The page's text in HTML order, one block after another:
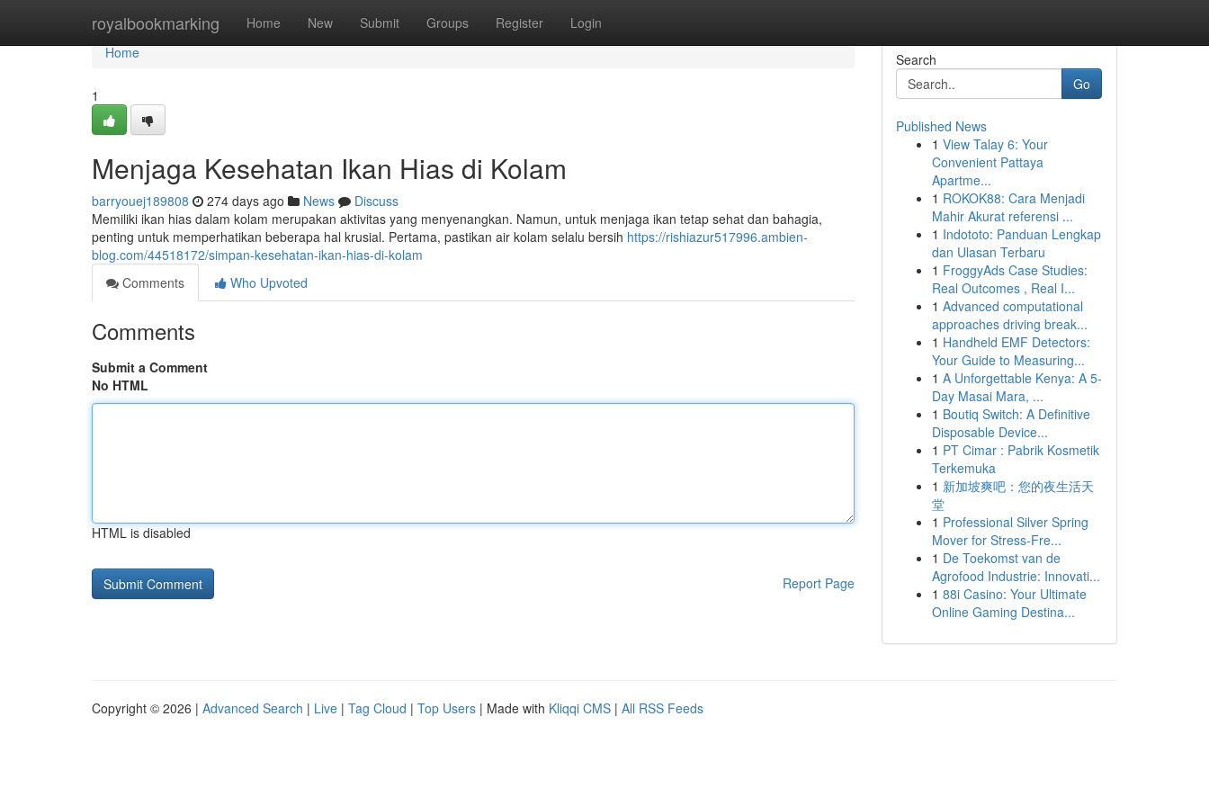
royalbookmarking Home New Submit Groups Register Login
Home
Home
1
Menjaga Kesehatan Ikan Hias di Kolam
barryouej189808 274 days ago News
Discuss
Memiliki ikan hias dalam kolam merupakan aktivitas yang menyenangkan. Namun, untuk menjaga ikan tetap sehat dan bahagia,
penting untuk memperhatikan beberapa hal krusial. Pertama, pastikan air kolam selalu bersih https://rishiazur517996.ambien-
blog.com/44518172/simpan-kesehatan-ikan-hias-di-kolam
Comments
Who Upvoted
Comments
Submit a Comment
No HTML
HTML is disabled
Report Page
Search
Go
Published News
1 View Talay 6: Your
Convenient Pattaya
Apartme...
1 ROKOK88: Cara Menjadi
Mahir Akurat referensi ...
1 Indototo: Panduan Lengkap
dan Ulasan Terbaru
1 FroggyAds Case Studies:
Real Outcomes , Real I...
1 Advanced computational
approaches driving break...
1 Handheld EMF Detectors:
Your Guide to Measuring...
1 A Unforgettable Kenya: A 5-
Day Masai Mara, ...
1 Boutiq Switch: A Definitive
Disposable Device...
1 PT Cimar : Pabrik Kosmetik
Terkemuka
1 新加坡爽吧：您的夜生活天
堂
1 Professional Silver Spring
Mover for Stress-Fre...
1 De Toekomst van de
Agrofood Industrie: Innovati...
1 88i Casino: Your Ultimate
Online Gaming Destina...
Copyright © 2026 | Advanced Search | Live | Tag Cloud | Top Users | Made with Kliqqi CMS | All RSS Feeds